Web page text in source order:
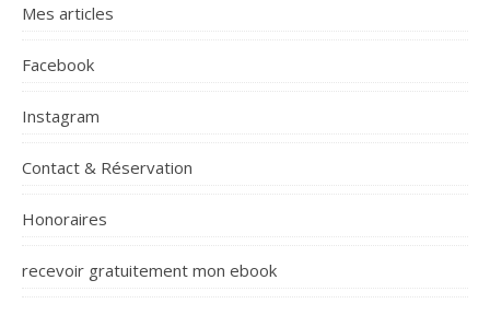
Mes articles
Facebook
Instagram
Contact & Réservation
Honoraires
recevoir gratuitement mon ebook